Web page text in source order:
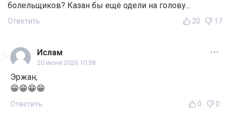
болельщиков? Казан бы ещё одели на голову...
Ответить 20 17
Ислам
20 июня 2026 10:38
Эржан,
😁😁😁😁
Ответить 0 0